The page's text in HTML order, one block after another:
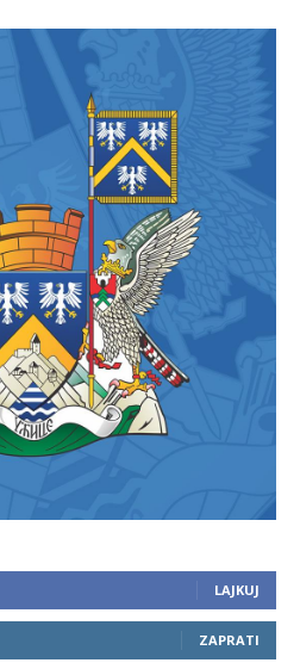
LAJKUJ
ZAPRATI